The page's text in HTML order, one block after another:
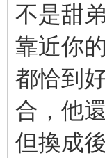
不是甜
靠近你
都恰到
合，他
但換成